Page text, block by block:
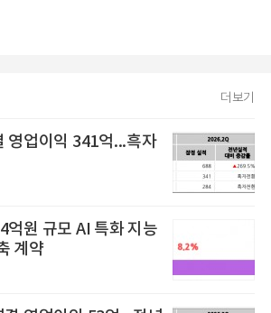
더보기
영업이익 341억...흑자
억원 규모 AI 특화 지능
계약